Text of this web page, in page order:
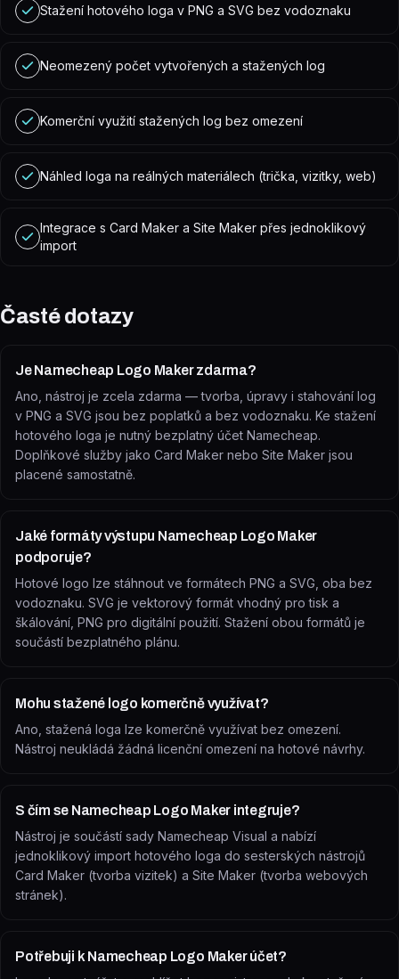
Stažení hotového loga v PNG a SVG bez vodoznaku
Neomezený počet vytvořených a stažených log
Komerční využití stažených log bez omezení
Náhled loga na reálných materiálech (trička, vizitky, web)
Integrace s Card Maker a Site Maker přes jednoklikový
import
Časté dotazy
Je Namecheap Logo Maker zdarma?
Ano, nástroj je zcela zdarma — tvorba, úpravy i stahování log
v PNG a SVG jsou bez poplatků a bez vodoznaku. Ke stažení
hotového loga je nutný bezplatný účet Namecheap.
Doplňkové služby jako Card Maker nebo Site Maker jsou
placené samostatně.
Jaké formáty výstupu Namecheap Logo Maker
podporuje?
Hotové logo lze stáhnout ve formátech PNG a SVG, oba bez
vodoznaku. SVG je vektorový formát vhodný pro tisk a
škálování, PNG pro digitální použití. Stažení obou formátů je
součástí bezplatného plánu.
Mohu stažené logo komerčně využívat?
Ano, stažená loga lze komerčně využívat bez omezení.
Nástroj neukládá žádná licenční omezení na hotové návrhy.
S čím se Namecheap Logo Maker integruje?
Nástroj je součástí sady Namecheap Visual a nabízí
jednoklikový import hotového loga do sesterských nástrojů
Card Maker (tvorba vizitek) a Site Maker (tvorba webových
stránek).
Potřebuji k Namecheap Logo Maker účet?